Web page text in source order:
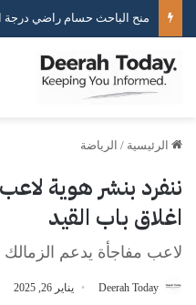
الرئيسية / الرياضة
ننفرد بنشر هوية
اغلاق باب القيد
لاعب مفاجأة يدعم
Deerah Today يناير 26, 2025